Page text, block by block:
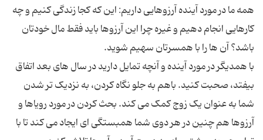
همه ما در مورد آینده آرزوهایی داریم: این که کجا زندگی کنیم و چه
کارهایی انجام دهیم و غیره چرا این آرزوها باید فقط مال خودتان
با همدیگر در مورد آینده و آنچه تمایل دارید در سال های بعد اتفاق
بیفتد، صحبت کنید. باهم به جلو نگاه کردن، به نزدیک تر شدن
شما به عنوان یک زوج کمک می کند. بحث کردن در مورد رویاها و
آرزوها هم چنین در هر دوی شما همبستگی ای ایجاد می کند تا با